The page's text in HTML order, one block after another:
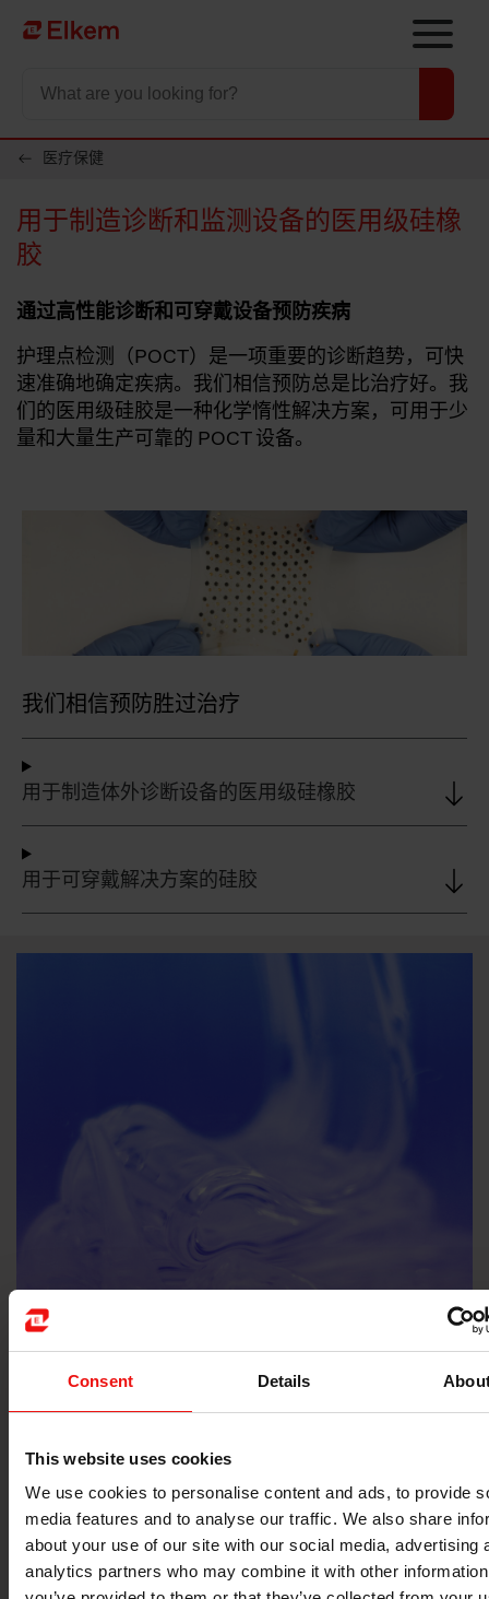
Consent Details
This website uses cookies
We use cookies to personalise content and ads, to provide
media features and to analyse our traffic. We also share
about your use of our site with our social media, advertising
analytics partners who may combine it with other
Skip to main content
To start page
医疗保健
用于制造诊断和监测设备的医用级硅橡
胶
通过高性能诊断和可穿戴设备预防疾病
护理点检测（POCT）是一项重要的诊断趋势，可快
速准确地确定疾病。我们相信预防总是比治疗好。我
们的医用级硅胶是一种化学惰性解决方案，可用于少
量和大量生产可靠的 POCT 设备。
我们相信预防胜过治疗
用于制造体外诊断设备的医用级硅橡胶
用于可穿戴解决方案的硅胶
埃肯医用级有机硅，全方位赋能医
疗器械创新制造
阅读微信文章